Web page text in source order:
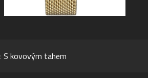
S kovovým tahem